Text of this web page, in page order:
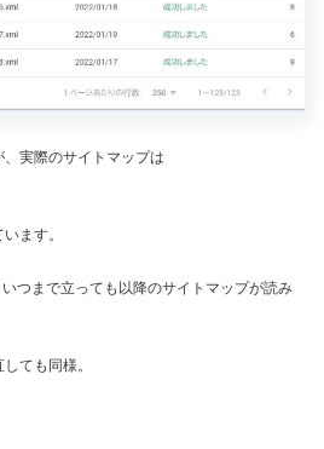
実際のサイトマップは
ます。
つまで立っても以降のサイトマップが読み
ても同様。